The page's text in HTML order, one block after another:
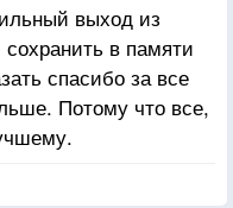
выход из
в памяти
спасибо за все
Потому что все,